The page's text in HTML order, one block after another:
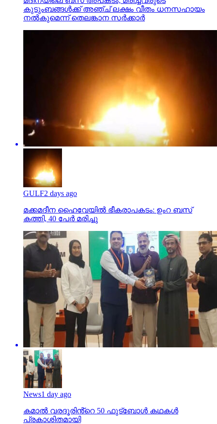
കുടുംബങ്ങള്‍ക്ക് അഞ്ച് ലക്ഷം വീതം ധനസഹായം
നല്‍കുമെന്ന് തെലങ്കാന സര്‍ക്കാര്‍
GULF2 days ago
മക്കമദീന ഹൈവേയില്‍ ഭീകരാപകടം: ഉംറ ബസ്
കത്തി, 40 പേര്‍ മരിച്ചു
News1 day ago
കമാൽ വരദൂരിൻ്റെ 50 ഫുട്ബോൾ കഥകൾ
പ്രകാശിതമായി